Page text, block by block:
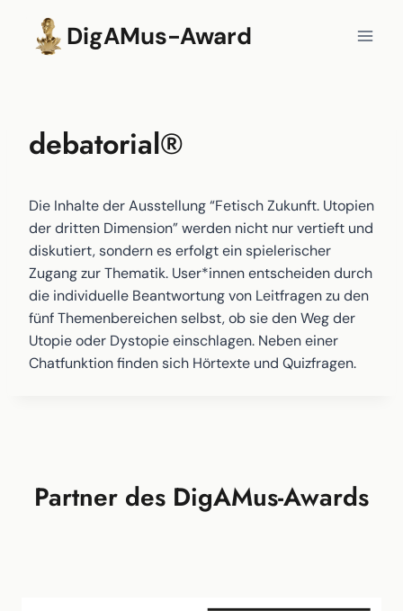
springen
DigAMus-Award
debatorial®
Die Inhalte der Ausstellung “Fetisch Zukunft. Utopien
der dritten Dimension” werden nicht nur vertieft und
diskutiert, sondern es erfolgt ein spielerischer
Zugang zur Thematik. User*innen entscheiden durch
die individuelle Beantwortung von Leitfragen zu den
fünf Themenbereichen selbst, ob sie den Weg der
Utopie oder Dystopie einschlagen. Neben einer
Chatfunktion finden sich Hörtexte und Quizfragen.
Partner des DigAMus-Awards